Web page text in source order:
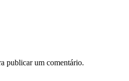
publicar um comentário.